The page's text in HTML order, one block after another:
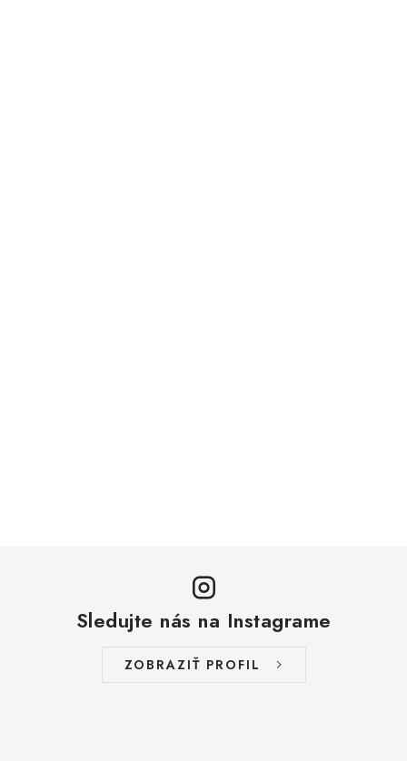
Sledujte nás na Instagrame
ZOBRAZIŤ PROFIL